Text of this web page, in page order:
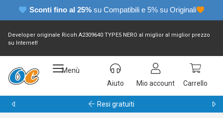
Sconti fino al 25% su Compatibili e 5% su Originali
Developer originale Ricoh A2309640 TYPE5 NERO al miglior al miglior prezzo
su Internet!
Menù
Aiuto
Mio account Carrello
Garanzia 24 mesi